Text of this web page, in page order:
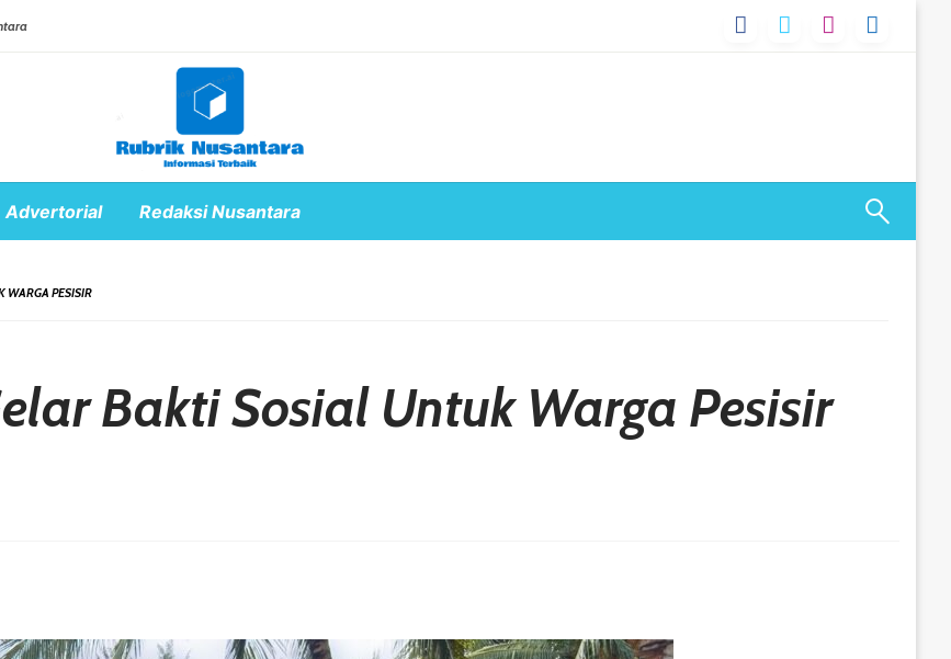
Advertorial Redaksi Nusantara
WARGA PESISIR
Bakti Sosial Untuk Warga Pesisir